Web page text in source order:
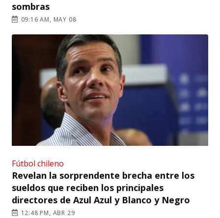
sombras
09:16 AM, MAY 08
Fútbol chileno
Revelan la sorprendente brecha entre los
sueldos que reciben los principales
directores de Azul Azul y Blanco y Negro
12:48 PM, ABR 29